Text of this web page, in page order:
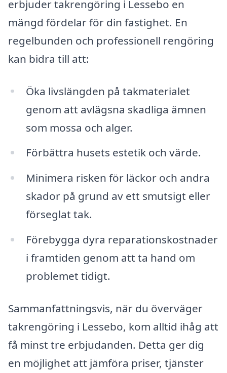
erbjuder takrengöring i Lessebo en
mängd fördelar för din fastighet. En
regelbunden och professionell rengöring
kan bidra till att:
Öka livslängden på takmaterialet
genom att avlägsna skadliga ämnen
som mossa och alger.
Förbättra husets estetik och värde.
Minimera risken för läckor och andra
skador på grund av ett smutsigt eller
förseglat tak.
Förebygga dyra reparationskostnader
i framtiden genom att ta hand om
problemet tidigt.
Sammanfattningsvis, när du överväger
takrengöring i Lessebo, kom alltid ihåg att
få minst tre erbjudanden. Detta ger dig
en möjlighet att jämföra priser, tjänster